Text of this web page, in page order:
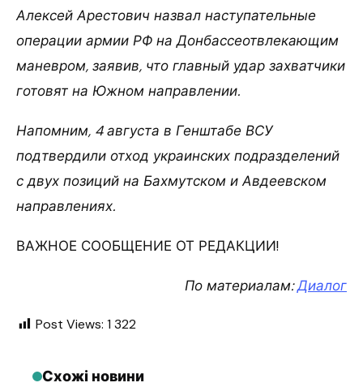
Алексей Арестович назвал наступательные
операции армии РФ на Донбассеотвлекающим
маневром, заявив, что главный удар захватчики
готовят на Южном направлении.
Напомним, 4 августа в Генштабе ВСУ
подтвердили отход украинских подразделений
с двух позиций на Бахмутском и Авдеевском
направлениях.
ВАЖНОЕ СООБЩЕНИЕ ОТ РЕДАКЦИИ!
По материалам:Диалог
Post Views: 1 322
Схожі новини